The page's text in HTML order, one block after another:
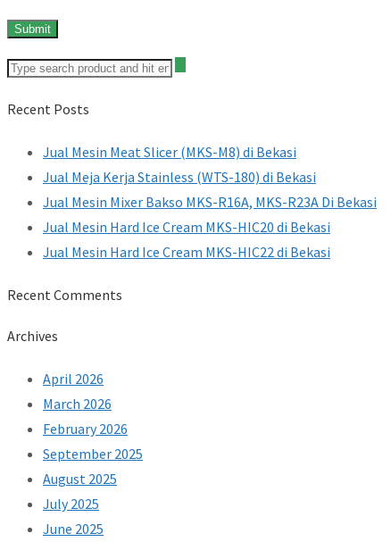
Recent Posts
Jual Mesin Meat Slicer (MKS-M8) di Bekasi
Jual Meja Kerja Stainless (WTS-180) di Bekasi
Jual Mesin Mixer Bakso MKS-R16A, MKS-R23A Di Bekasi
Jual Mesin Hard Ice Cream MKS-HIC20 di Bekasi
Jual Mesin Hard Ice Cream MKS-HIC22 di Bekasi
Recent Comments
Archives
April 2026
March 2026
February 2026
September 2025
August 2025
July 2025
June 2025